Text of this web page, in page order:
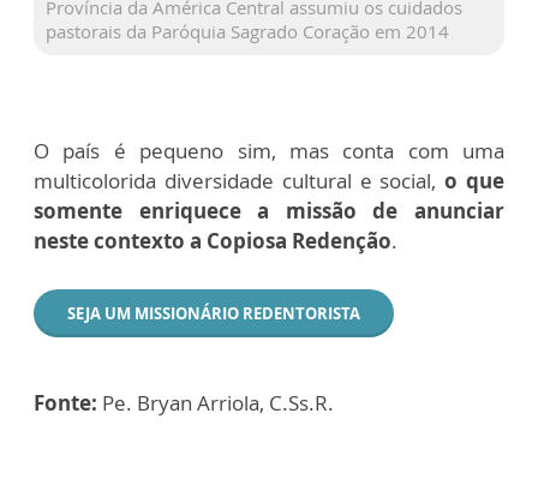
Província da América Central assumiu os cuidados
pastorais da Paróquia Sagrado Coração em 2014
O país é pequeno sim, mas conta com uma
multicolorida diversidade cultural e social,o que
somente enriquece a missão de anunciar
neste contexto a Copiosa Redenção.
SEJA UM MISSIONÁRIO REDENTORISTA
Fonte: Pe. Bryan Arriola, C.Ss.R.